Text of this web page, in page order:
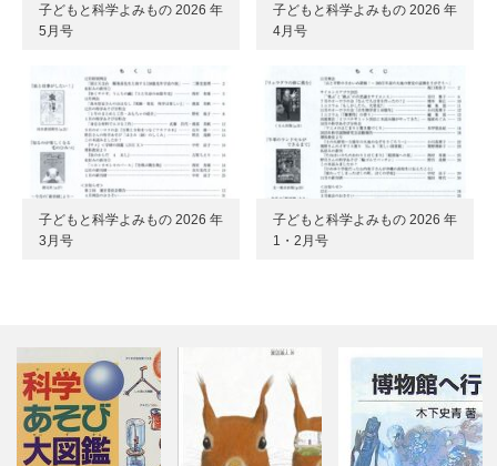
子どもと科学よみもの 2026 年
5月号
子どもと科学よみもの 2026 年
4月号
子どもと科学よみもの 2026 年
3月号
子どもと科学よみもの 2026 年
1・2月号